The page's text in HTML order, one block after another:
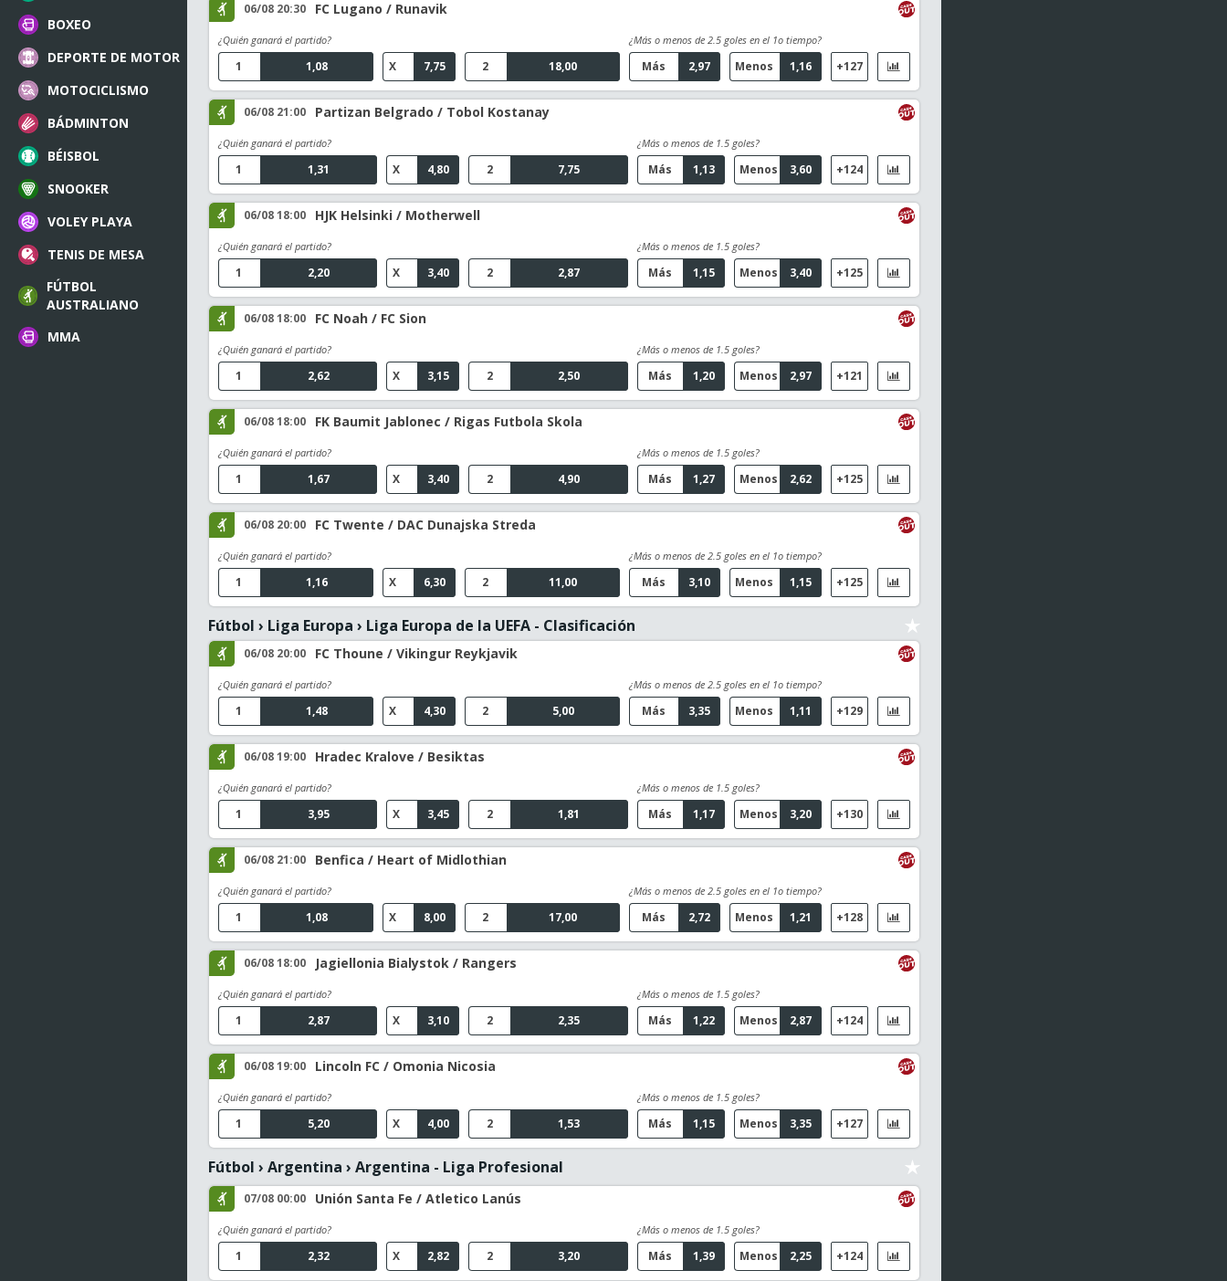
BOXEO
DEPORTE DE MOTOR
MOTOCICLISMO
BÁDMINTON
BÉISBOL
SNOOKER
VOLEY PLAYA
TENIS DE MESA
FÚTBOL
AUSTRALIANO
MMA
06/08 20:30 FC Lugano / Runavik
¿Quién ganará el partido?
1,08
1 7,75
X 18,00
2
¿Más o menos de 2.5 goles en el 1o tiempo?
2,97
Más 1,16
Menos +127
06/08 21:00 Partizan Belgrado / Tobol Kostanay
¿Quién ganará el partido?
1,31
1 4,80
X 7,75
2
¿Más o menos de 1.5 goles?
1,13
Más 3,60
Menos +124
06/08 18:00 HJK Helsinki / Motherwell
¿Quién ganará el partido?
2,20
1 3,40
X 2,87
2
¿Más o menos de 1.5 goles?
1,15
Más 3,40
Menos +125
06/08 18:00 FC Noah / FC Sion
¿Quién ganará el partido?
2,62
1 3,15
X 2,50
2
¿Más o menos de 1.5 goles?
1,20
Más 2,97
Menos +121
06/08 18:00 FK Baumit Jablonec / Rigas Futbola Skola
¿Quién ganará el partido?
1,67
1 3,40
X 4,90
2
¿Más o menos de 1.5 goles?
1,27
Más 2,62
Menos +125
06/08 20:00 FC Twente / DAC Dunajska Streda
¿Quién ganará el partido?
1,16
1 6,30
X 11,00
2
¿Más o menos de 2.5 goles en el 1o tiempo?
3,10
Más 1,15
Menos +125
Fútbol › Liga Europa › Liga Europa de la UEFA - Clasificación
06/08 20:00 FC Thoune / Vikingur Reykjavik
¿Quién ganará el partido?
1,48
1 4,30
X 5,00
2
¿Más o menos de 2.5 goles en el 1o tiempo?
3,35
Más 1,11
Menos +129
06/08 19:00 Hradec Kralove / Besiktas
¿Quién ganará el partido?
3,95
1 3,45
X 1,81
2
¿Más o menos de 1.5 goles?
1,17
Más 3,20
Menos +130
06/08 21:00 Benfica / Heart of Midlothian
¿Quién ganará el partido?
1,08
1 8,00
X 17,00
2
¿Más o menos de 2.5 goles en el 1o tiempo?
2,72
Más 1,21
Menos +128
06/08 18:00 Jagiellonia Bialystok / Rangers
¿Quién ganará el partido?
2,87
1 3,10
X 2,35
2
¿Más o menos de 1.5 goles?
1,22
Más 2,87
Menos +124
06/08 19:00 Lincoln FC / Omonia Nicosia
¿Quién ganará el partido?
5,20
1 4,00
X 1,53
2
¿Más o menos de 1.5 goles?
1,15
Más 3,35
Menos +127
Fútbol › Argentina › Argentina - Liga Profesional
07/08 00:00 Unión Santa Fe / Atletico Lanús
¿Quién ganará el partido?
2,32
1 2,82
X 3,20
2
¿Más o menos de 1.5 goles?
1,39
Más 2,25
Menos +124